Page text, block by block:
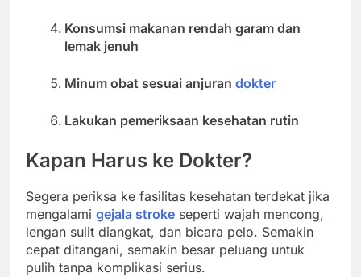
Konsumsi makanan rendah garam dan
lemak jenuh
Minum obat sesuai anjuran dokter
Lakukan pemeriksaan kesehatan rutin
Kapan Harus ke Dokter?
Segera periksa ke fasilitas kesehatan terdekat jika
mengalami gejala stroke seperti wajah mencong,
lengan sulit diangkat, dan bicara pelo. Semakin
cepat ditangani, semakin besar peluang untuk
pulih tanpa komplikasi serius.